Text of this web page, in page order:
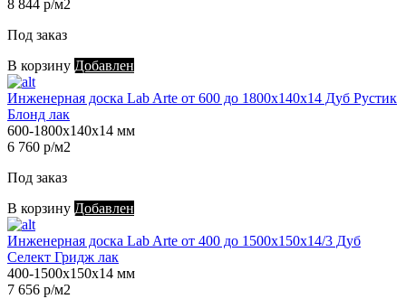
8 844 р/м2
Под заказ
В корзину Добавлен
Инженерная доска Lab Arte от 600 до 1800х140х14 Дуб Рустик
Блонд лак
600-1800х140х14 мм
6 760 р/м2
Под заказ
В корзину Добавлен
Инженерная доска Lab Arte от 400 до 1500х150х14/3 Дуб
Селект Гридж лак
400-1500х150х14 мм
7 656 р/м2